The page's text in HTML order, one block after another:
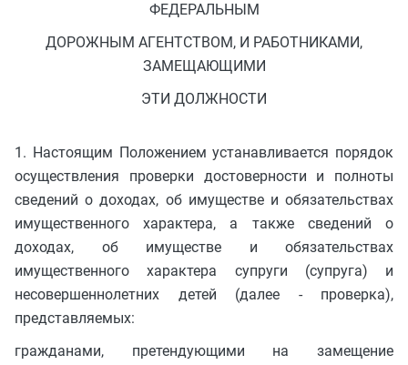
ФЕДЕРАЛЬНЫМ
ДОРОЖНЫМ АГЕНТСТВОМ, И РАБОТНИКАМИ,
ЗАМЕЩАЮЩИМИ
ЭТИ ДОЛЖНОСТИ
1. Настоящим Положением устанавливается порядок
осуществления проверки достоверности и полноты
сведений о доходах, об имуществе и обязательствах
имущественного характера, а также сведений о
доходах, об имуществе и обязательствах
имущественного характера супруги (супруга) и
несовершеннолетних детей (далее - проверка),
представляемых:
гражданами, претендующими на замещение